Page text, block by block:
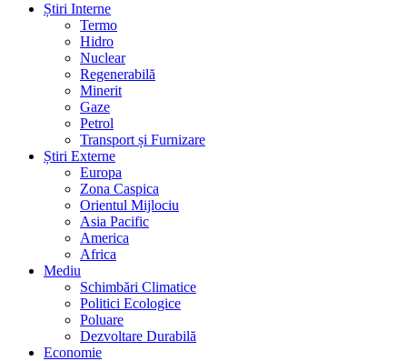
Știri Interne
Termo
Hidro
Nuclear
Regenerabilă
Minerit
Gaze
Petrol
Transport și Furnizare
Știri Externe
Europa
Zona Caspica
Orientul Mijlociu
Asia Pacific
America
Africa
Mediu
Schimbări Climatice
Politici Ecologice
Poluare
Dezvoltare Durabilă
Economie